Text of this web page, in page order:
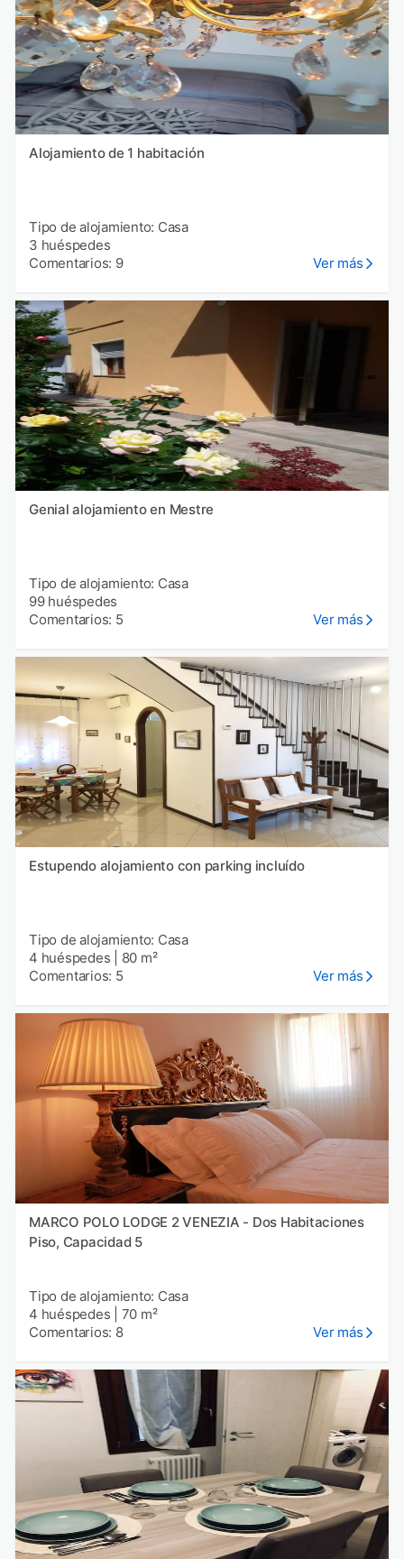
Alojamiento de 1 habitación
Tipo de alojamiento: Casa
3 huéspedes
Comentarios: 9
Ver más
Genial alojamiento en Mestre
Tipo de alojamiento: Casa
99 huéspedes
Comentarios: 5
Ver más
Estupendo alojamiento con parking incluído
Tipo de alojamiento: Casa
4 huéspedes
80 m²
Comentarios: 5
Ver más
MARCO POLO LODGE 2 VENEZIA - Dos Habitaciones
Piso, Capacidad 5
Tipo de alojamiento: Casa
4 huéspedes
70 m²
Comentarios: 8
Ver más